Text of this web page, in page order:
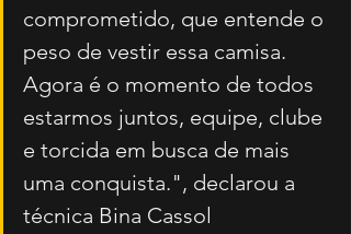
comprometido, que entende o
peso de vestir essa camisa.
Agora é o momento de todos
estarmos juntos, equipe, clube
e torcida em busca de mais
uma conquista.", declarou a
técnica Bina Cassol